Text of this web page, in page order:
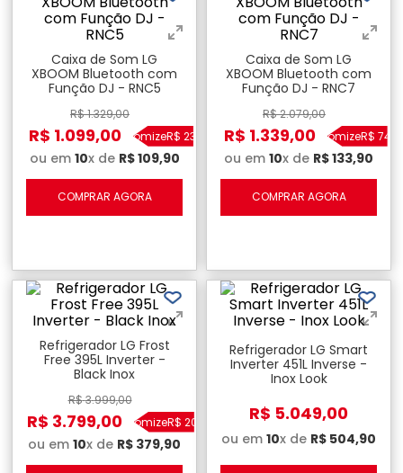
Caixa de Som LG
XBOOM Bluetooth com
Função DJ - RNC5
R$1.329,00
R$ 1.099,00
EconomizeR$ 230
ou em 10x de R$109,90
COMPRAR AGORA
Caixa de Som LG
XBOOM Bluetooth com
Função DJ - RNC7
R$2.079,00
R$ 1.339,00
EconomizeR$ 740
ou em 10x de R$133,90
COMPRAR AGORA
Refrigerador LG Frost
Free 395L Inverter -
Black Inox
R$3.999,00
R$ 3.799,00
EconomizeR$ 200
ou em 10x de R$ 379,90
Refrigerador LG Smart
Inverter 451L Inverse -
Inox Look
R$ 5.049,00
ou em 10x de R$ 504,90